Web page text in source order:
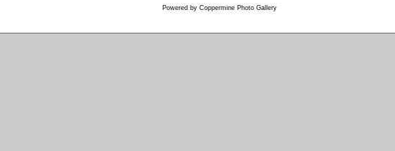
Powered by Coppermine Photo Gallery